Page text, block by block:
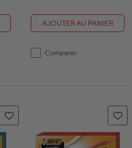
AJOUTER AU PANIER
Comparer